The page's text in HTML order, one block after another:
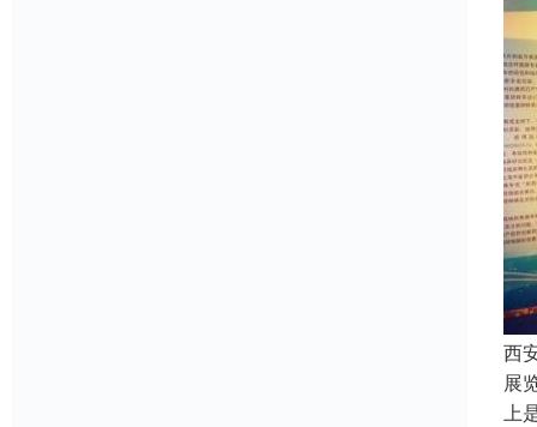
西
展
上